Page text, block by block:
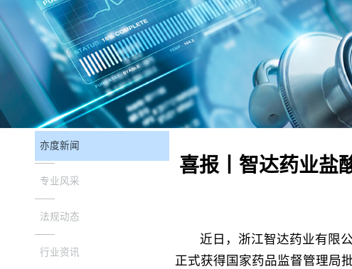
亦度新闻
专业风采
法规动态
行业资讯
喜报丨智达药业盐
近日，浙江智达药业有限
正式获得国家药品监督管理局